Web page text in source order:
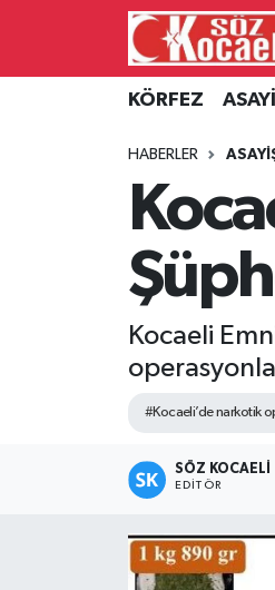
KÖRFEZ
HABERLER
Kocaeli
#Kocaeli’de narkotik
SÖZ KOCAELI
EDITÖR
Kocaeli Nöbetçi
Kocaeli Namaz Vakitleri
Kocaeli Trafik Yoğunluk
Süper Lig Puan Durumu
Tüm Manşetler
Haber Arşivi